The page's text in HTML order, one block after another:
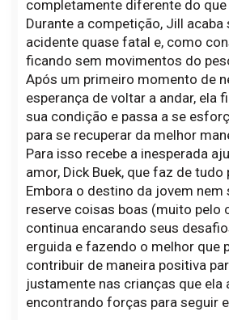
completamente diferente do que
Durante a competição, Jill
acidente quase fatal e, como
ficando sem movimentos do
Após um primeiro momento de
esperança de voltar a andar, ela
sua condição e passa a se
para se recuperar da melhor
Para isso recebe a inesperada
amor, Dick Buek, que faz de tudo
Embora o destino da jovem nem
reserve coisas boas (muito pelo
continua encarando seus
erguida e fazendo o melhor que
contribuir de maneira positiva
justamente nas crianças que ela
encontrando forças para seguir